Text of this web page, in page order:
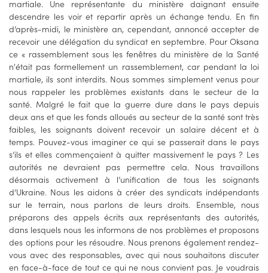
martiale. Une représentante du ministère daignant ensuite
descendre les voir et repartir après un échange tendu. En fin
d’après-midi, le ministère an, cependant, annoncé accepter de
recevoir une délégation du syndicat en septembre. Pour Oksana
ce « rassemblement sous les fenêtres du ministère de la Santé
n'était pas formellement un rassemblement, car pendant la loi
martiale, ils sont interdits. Nous sommes simplement venus pour
nous rappeler les problèmes existants dans le secteur de la
santé. Malgré le fait que la guerre dure dans le pays depuis
deux ans et que les fonds alloués au secteur de la santé sont très
faibles, les soignants doivent recevoir un salaire décent et à
temps. Pouvez-vous imaginer ce qui se passerait dans le pays
s’ils et elles commençaient à quitter massivement le pays ? Les
autorités ne devraient pas permettre cela. Nous travaillons
désormais activement à l’unification de tous les soignants
d’Ukraine. Nous les aidons à créer des syndicats indépendants
sur le terrain, nous parlons de leurs droits. Ensemble, nous
préparons des appels écrits aux représentants des autorités,
dans lesquels nous les informons de nos problèmes et proposons
des options pour les résoudre. Nous prenons également rendez-
vous avec des responsables, avec qui nous souhaitons discuter
en face-à-face de tout ce qui ne nous convient pas. Je voudrais